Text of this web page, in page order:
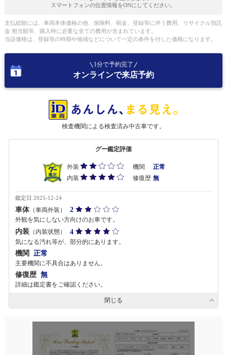
スマートフォンの位置情報をONにしてください。
支払総額には、車両本体価格の他、保険料、税金、登録等に伴う費用、リサイクル預託
金 相当額等、購入時に必要な全ての費用が含まれています。
当該価格は、登録等の時期や地域などについて一定の条件を付した価格になります。
1分で予約完了
オンラインで来店予約
検査機関による検査済み中古車です。
グー鑑定評価
外装 機関
正常
内装
修復歴 無
鑑定日 2025-12-24
車体（車両外装） 2
外観を気にしない方向けのお車です。
内装 （内装状態） 4
気になる汚れ等が、部分的にあります。
機関 正常
主要機関に不具合はありません。
修復歴 無
詳細は鑑定書をご確認ください。
閉じる